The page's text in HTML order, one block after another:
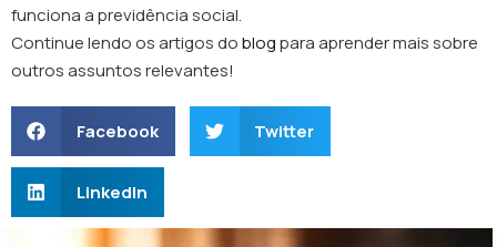
funciona a previdência social.
Continue lendo os artigos doblogpara aprender mais sobre
outros assuntos relevantes!
Facebook Twitter
LinkedIn